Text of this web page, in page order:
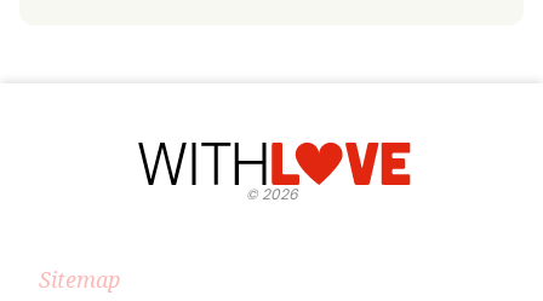
©2026
Sitemap